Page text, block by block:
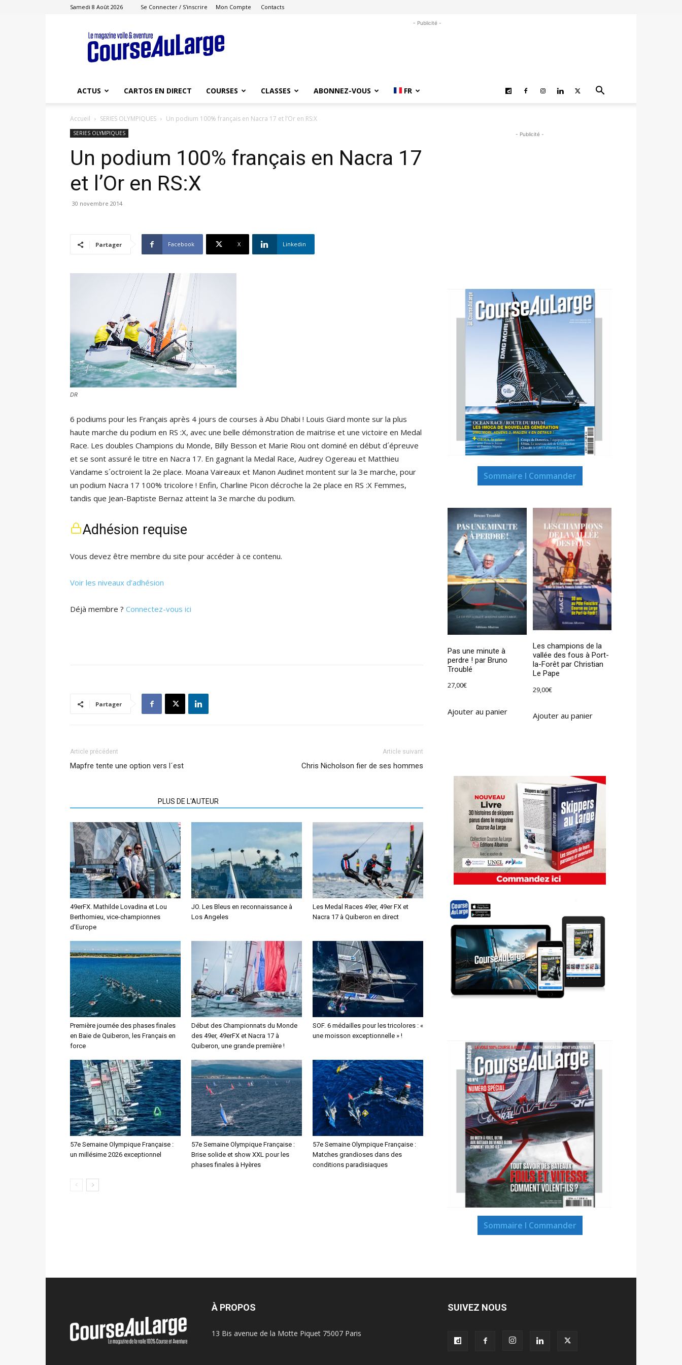
Samedi 8 Août 2026 Se Connecter / S'inscrire Mon Compte Contacts
Course
au
Large
- Publicité -
ACTUS CARTOS EN DIRECT COURSES CLASSES ABONNEZ-VOUS FR
Accueil SERIES OLYMPIQUES Un podium 100% français en Nacra 17 et l’Or en RS:X
SERIES OLYMPIQUES
Un podium 100% français en Nacra 17
et l’Or en RS:X
30 novembre 2014
Partager Facebook X Linkedin
DR
6 podiums pour les Français après 4 jours de courses à Abu Dhabi ! Louis Giard monte sur la plus
haute marche du podium en RS :X, avec une belle démonstration de maitrise et une victoire en Medal
Race. Les doubles Champions du Monde, Billy Besson et Marie Riou ont dominé en début d´épreuve
et se sont assuré le titre en Nacra 17. En gagnant la Medal Race, Audrey Ogereau et Matthieu
Vandame s´octroient la 2e place. Moana Vaireaux et Manon Audinet montent sur la 3e marche, pour
un podium Nacra 17 100% tricolore ! Enfin, Charline Picon décroche la 2e place en RS :X Femmes,
tandis que Jean-Baptiste Bernaz atteint la 3e marche du podium.
Adhésion requise
Vous devez être membre du site pour accéder à ce contenu.
Voir les niveaux d’adhésion
Déjà membre ? Connectez-vous ici
Partager
Article précédent
Mapfre tente une option vers l´est
Article suivant
Chris Nicholson fier de ses hommes
PLUS DE L'AUTEUR
49erFX. Mathilde Lovadina et Lou
Berthomieu, vice-championnes
d’Europe
JO. Les Bleus en reconnaissance à
Los Angeles
Les Medal Races 49er, 49er FX et
Nacra 17 à Quiberon en direct
Première journée des phases finales
en Baie de Quiberon, les Français en
force
Début des Championnats du Monde
des 49er, 49erFX et Nacra 17 à
Quiberon, une grande première !
SOF. 6 médailles pour les tricolores : «
une moisson exceptionnelle » !
57e Semaine Olympique Française :
un millésime 2026 exceptionnel
57e Semaine Olympique Française :
Brise solide et show XXL pour les
phases finales à Hyères
57e Semaine Olympique Française :
Matches grandioses dans des
conditions paradisiaques
- Publicité -
Sommaire I Commander
Pas une minute à
perdre ! par Bruno
Troublé
27,00€
Ajouter au panier
Les champions de la
vallée des fous à Port-
la-Forêt par Christian
Le Pape
29,00€
Ajouter au panier
Sommaire I Commander
À PROPOS
13 Bis avenue de la Motte Piquet 75007 Paris
SUIVEZ NOUS